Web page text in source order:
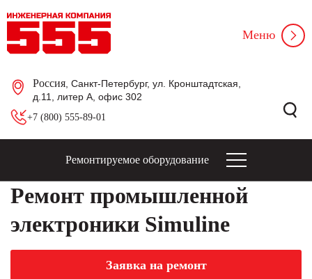
Россия , Санкт-Петербург, ул. Кронштадтская,
д.11, литер А, офис 302
+7 (800) 555-89-01
Меню
Ремонтируемое оборудование
Ремонт промышленной
электроники Simuline
Заявка на ремонт